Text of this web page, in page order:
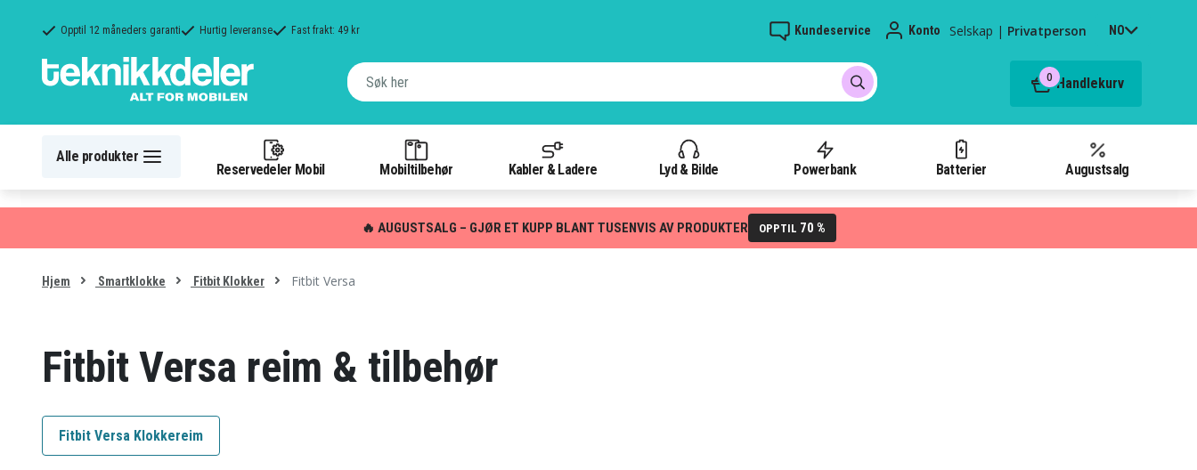
Opptil 12 måneders garanti Hurtig leveranse Fast frakt: 49 kr Kundeservice Konto Selskap | Privatperson NO
0 Handlekurv
Alle produkter
Reservedeler Mobil Mobiltilbehør Kabler & Ladere Lyd & Bilde Powerbank Batterier Augustsalg
🔥 AUGUSTSALG – GJØR ET KUPP BLANT TUSENVIS AV PRODUKTER OPPTIL 70 %
Hjem Smartklokke Fitbit Klokker Fitbit Versa
Fitbit Versa reim & tilbehør
Fitbit Versa Klokkereim